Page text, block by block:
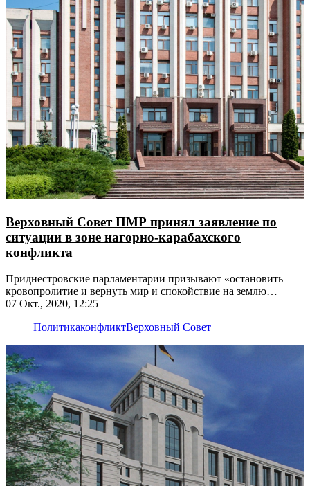
Верховный Совет ПМР принял заявление по
ситуации в зоне нагорно-карабахского
конфликта
Приднестровские парламентарии призывают «остановить
кровопролитие и вернуть мир и спокойствие на землю
Арцаха»
07 Окт., 2020, 12:25
ПолитикаконфликтВерховный Совет